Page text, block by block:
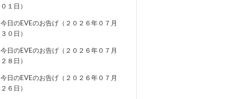
０１日）
今日のEVEのお告げ（２０２６年０７月
３０日）
今日のEVEのお告げ（２０２６年０７月
２８日）
今日のEVEのお告げ（２０２６年０７月
２６日）